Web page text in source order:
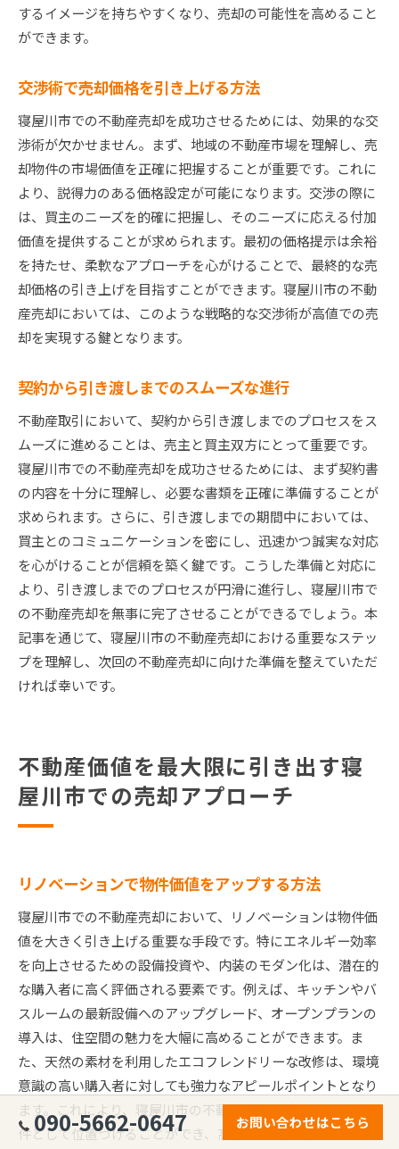
するイメージを持ちやすくなり、売却の可能性を高めること
ができます。
交渉術で売却価格を引き上げる方法
寝屋川市での不動産売却を成功させるためには、効果的な交
渉術が欠かせません。まず、地域の不動産市場を理解し、売
却物件の市場価値を正確に把握することが重要です。これに
より、説得力のある価格設定が可能になります。交渉の際に
は、買主のニーズを的確に把握し、そのニーズに応える付加
価値を提供することが求められます。最初の価格提示は余裕
を持たせ、柔軟なアプローチを心がけることで、最終的な売
却価格の引き上げを目指すことができます。寝屋川市の不動
産売却においては、このような戦略的な交渉術が高値での売
却を実現する鍵となります。
契約から引き渡しまでのスムーズな進行
不動産取引において、契約から引き渡しまでのプロセスをス
ムーズに進めることは、売主と買主双方にとって重要です。
寝屋川市での不動産売却を成功させるためには、まず契約書
の内容を十分に理解し、必要な書類を正確に準備することが
求められます。さらに、引き渡しまでの期間中においては、
買主とのコミュニケーションを密にし、迅速かつ誠実な対応
を心がけることが信頼を築く鍵です。こうした準備と対応に
より、引き渡しまでのプロセスが円滑に進行し、寝屋川市で
の不動産売却を無事に完了させることができるでしょう。本
記事を通じて、寝屋川市の不動産売却における重要なステッ
プを理解し、次回の不動産売却に向けた準備を整えていただ
ければ幸いです。
不動産価値を最大限に引き出す寝
屋川市での売却アプローチ
リノベーションで物件価値をアップする方法
寝屋川市での不動産売却において、リノベーションは物件価
値を大きく引き上げる重要な手段です。特にエネルギー効率
を向上させるための設備投資や、内装のモダン化は、潜在的
な購入者に高く評価される要素です。例えば、キッチンやバ
スルームの最新設備へのアップグレード、オープンプランの
導入は、住空間の魅力を大幅に高めることができます。ま
た、天然の素材を利用したエコフレンドリーな改修は、環境
意識の高い購入者に対しても強力なアピールポイントとなり
ます。これにより、寝屋川市の不動産市場で競争力のある物
件として位置づけることができ、高価格での売却が期待でき
090-5662-0647 お問い合わせはこちら